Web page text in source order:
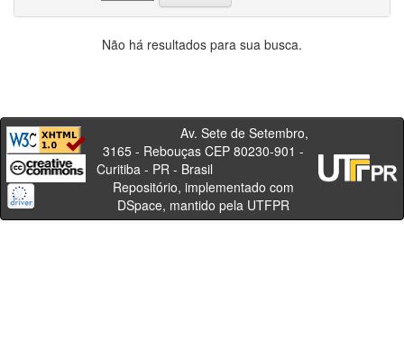
Não há resultados para sua busca.
Av. Sete de Setembro,
3165 - Rebouças CEP 80230-901 -
Curitiba - PR - Brasil
Repositório, implementado com
DSpace, mantido pela UTFPR